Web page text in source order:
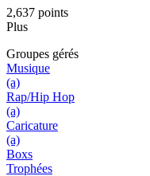
2,637 points
Plus
Groupes gérés
Musique
(a)
Rap/Hip Hop
(a)
Caricature
(a)
Boxs
Trophées